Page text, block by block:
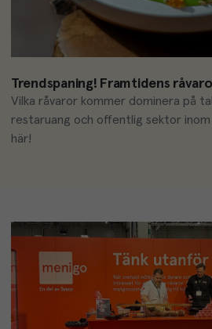
Trendspaning! Framtidens
Vilka råvaror kommer dominera på
restaruang och offentlig sektor
här!